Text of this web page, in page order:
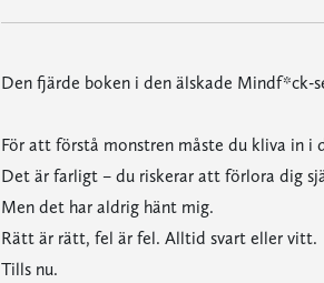
Den fjärde boken i den älskade Mindf*ck-
För att förstå monstren måste du kliva in i
Det är farligt – du riskerar att förlora dig
Men det har aldrig hänt mig.
Rätt är rätt, fel är fel. Alltid svart eller vitt.
Tills nu.